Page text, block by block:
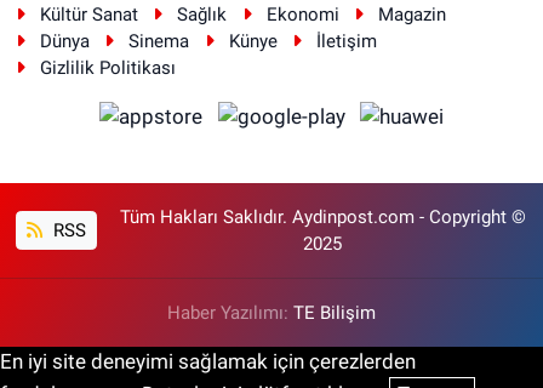
Kültür Sanat
Sağlık Ekonomi
Magazin
Dünya
Sinema Künye
İletişim
Gizlilik Politikası
RSS
Tüm Hakları Saklıdır. Aydinpost.com - Copyright ©
2025
Haber Yazılımı: TE Bilişim
En iyi site deneyimi sağlamak için çerezlerden